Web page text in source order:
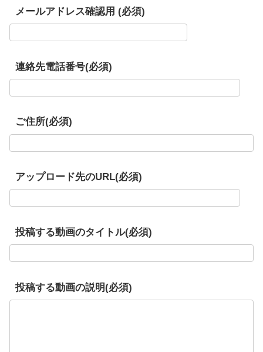
メールアドレス確認用 (必須)
連絡先電話番号(必須)
ご住所(必須)
アップロード先のURL(必須)
投稿する動画のタイトル(必須)
投稿する動画の説明(必須)